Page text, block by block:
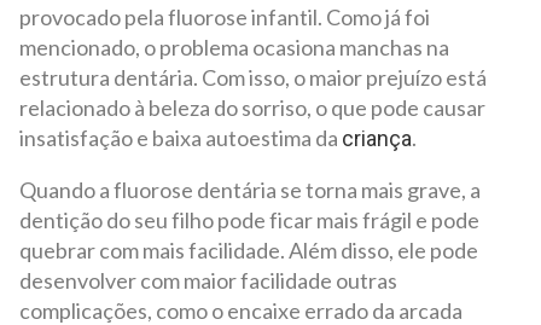
provocado pela fluorose infantil. Como já foi
mencionado, o problema ocasiona manchas na
estrutura dentária. Com isso, o maior prejuízo está
relacionado à beleza do sorriso, o que pode causar
insatisfação e baixa autoestima da criança.
Quando a fluorose dentária se torna mais grave, a
dentição do seu filho pode ficar mais frágil e pode
quebrar com mais facilidade. Além disso, ele pode
desenvolver com maior facilidade outras
complicações, como o encaixe errado da arcada